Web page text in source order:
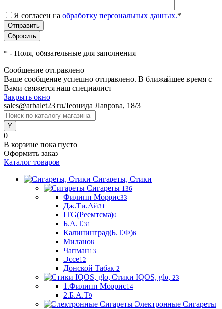
Я согласен на обработку персональных данных.*
* - Поля, обязательные для заполнения
Сообщение отправлено
Ваше сообщение успешно отправлено. В ближайшее время с
Вами свяжется наш специалист
Закрыть окно
sales@arbalet23.ruЛеонида Лаврова, 18/3
0
В корзине пока пусто
Оформить заказ
Каталог товаров
Сигареты, Стики
Сигареты 136
Филипп Моррис33
Дж.Ти.Ай31
ITG(Реемтсма)0
Б.А.Т.31
Калининград(Б.Т.Ф)6
Милано8
Чапман13
Эссе12
Донской Табак 2
Стики IQOS, glo, 23
1.Филипп Моррис14
2.Б.А.Т9
Электронные Сигареты